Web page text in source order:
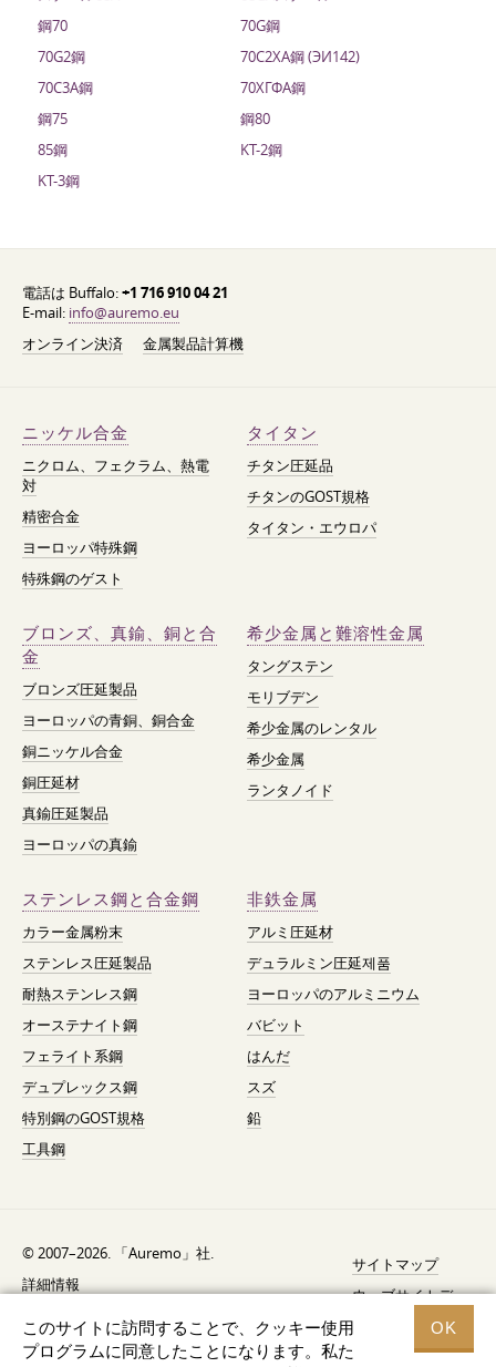
このサイトに訪問することで、クッキー使用
プログラムに同意したことになります。私た
OK
鋼70
70G鋼
70G2鋼
70С2ХА鋼 (ЭИ142)
70C3A鋼
70ХГФA鋼
鋼75
鋼80
85鋼
KT-2鋼
KT-3鋼
電話は Buffalo:+1 716 910 04 21
E-mail: info@auremo.eu
オンライン決済
金属製品計算機
ニッケル合金
ニクロム、フェクラム、熱電
対
精密合金
ヨーロッパ特殊鋼
特殊鋼のゲスト
タイタン
チタン圧延品
チタンのGOST規格
タイタン・エウロパ
ブロンズ、真鍮、銅と合
金
ブロンズ圧延製品
ヨーロッパの青銅、銅合金
銅ニッケル合金
銅圧延材
真鍮圧延製品
ヨーロッパの真鍮
希少金属と難溶性金属
タングステン
モリブデン
希少金属のレンタル
希少金属
ランタノイド
ステンレス鋼と合金鋼
カラー金属粉末
ステンレス圧延製品
耐熱ステンレス鋼
オーステナイト鋼
フェライト系鋼
デュプレックス鋼
特別鋼のGOST規格
工具鋼
非鉄金属
アルミ圧延材
デュラルミン圧延제품
ヨーロッパのアルミニウム
バビット
はんだ
スズ
鉛
© 2007–2026. 「Auremo」社.
詳細情報
AGB（利用規約）
リコール通知
サイトマップ
ウェブサイトデ